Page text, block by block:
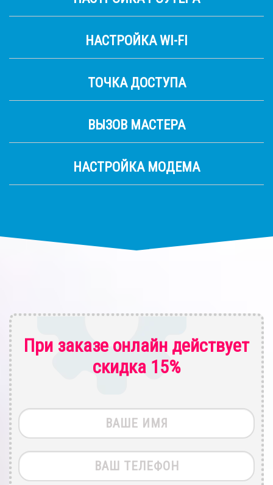
НАСТРОЙКА WI-FI
ТОЧКА ДОСТУПА
ВЫЗОВ МАСТЕРА
НАСТРОЙКА МОДЕМА
При заказе онлайн действует
скидка 15%